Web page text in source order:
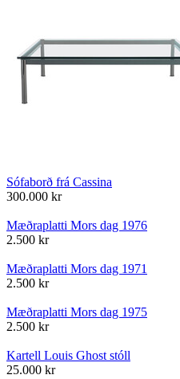
Sófaborð frá Cassina
300.000 kr
Mæðraplatti Mors dag 1976
2.500 kr
Mæðraplatti Mors dag 1971
2.500 kr
Mæðraplatti Mors dag 1975
2.500 kr
Kartell Louis Ghost stóll
25.000 kr